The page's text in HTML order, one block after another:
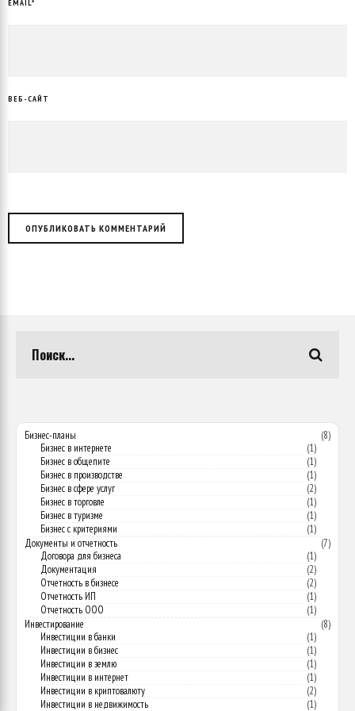
EMAIL*
ВЕБ-САЙТ
Бизнес-планы
(8)
Бизнес в интернете
(1)
Бизнес в общепите
(1)
Бизнес в производстве
(1)
Бизнес в сфере услуг
(2)
Бизнес в торговле
(1)
Бизнес в туризме
(1)
Бизнес с критериями
(1)
Документы и отчетность
(7)
Договора для бизнеса
(1)
Документация
(2)
Отчетность в бизнесе
(2)
Отчетность ИП
(1)
Отчетность ООО
(1)
Инвестирование
(8)
Инвестиции в банки
(1)
Инвестиции в бизнес
(1)
Инвестиции в землю
(1)
Инвестиции в интернет
(1)
Инвестиции в криптовалюту
(2)
Инвестиции в недвижимость
(1)